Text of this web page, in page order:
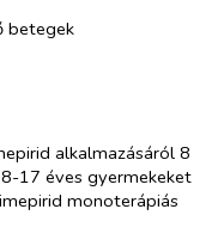
betegek
alkalmazásáról 8
17 éves gyermekeket
monoterápiás